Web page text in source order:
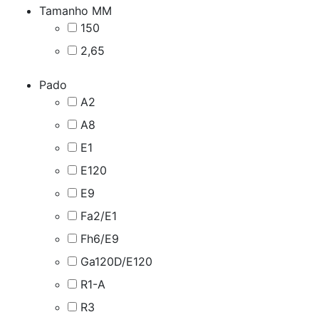
Tamanho MM
150
2,65
Pado
A2
A8
E1
E120
E9
Fa2/E1
Fh6/E9
Ga120D/E120
R1-A
R3